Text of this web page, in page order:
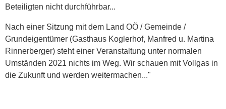
Beteiligten nicht durchführbar...
Nach einer Sitzung mit dem Land OÖ / Gemeinde /
Grundeigentümer (Gasthaus Koglerhof, Manfred u. Martina
Rinnerberger) steht einer Veranstaltung unter normalen
Umständen 2021 nichts im Weg. Wir schauen mit Vollgas in
die Zukunft und werden weitermachen..."